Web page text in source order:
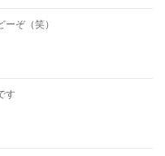
ーぞ（笑）
す